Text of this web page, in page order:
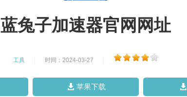
蓝兔子加速器官网网址
工具 时间：2024-03-27
苹果下载